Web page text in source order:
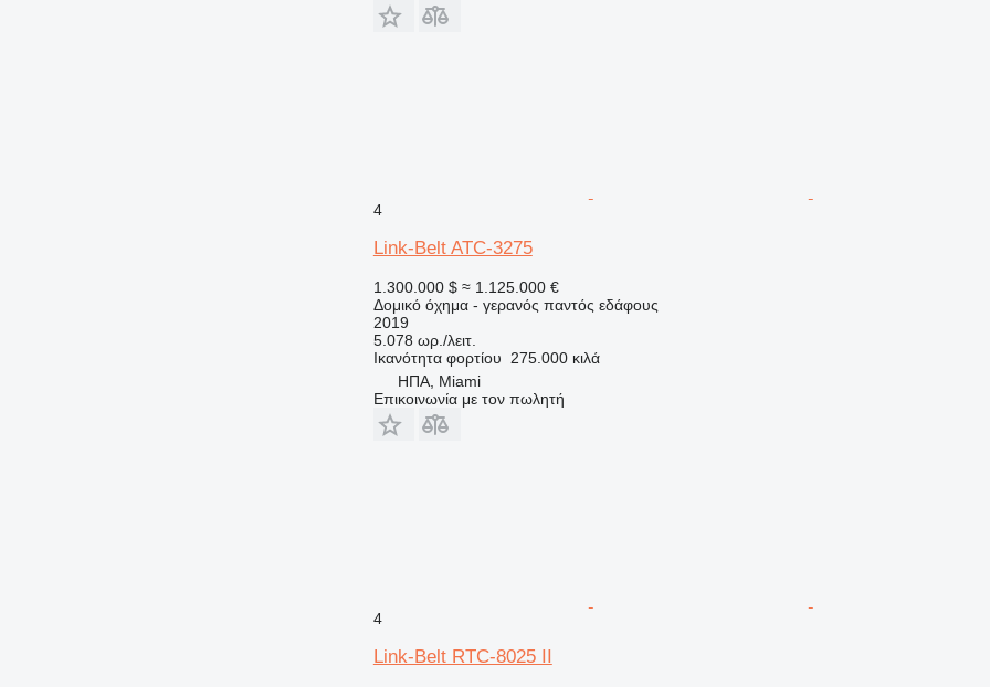
4
Link-Belt ATC-3275
1.300.000 $ ≈ 1.125.000 €
Δομικό όχημα - γερανός παντός εδάφους
2019
5.078 ωρ./λειτ.
Ικανότητα φορτίου
275.000 κιλά
ΗΠΑ, Miami
Επικοινωνία με τον πωλητή
4
Link-Belt RTC-8025 II